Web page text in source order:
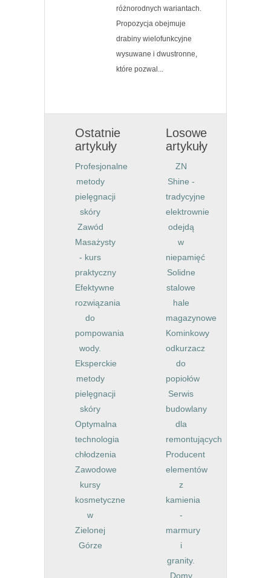
różnorodnych wariantach.
Propozycja obejmuje
drabiny wielofunkcyjne
wysuwane i dwustronne,
które pozwal...
Ostatnie
artykuły
Profesjonalne
metody
pielęgnacji
skóry
Zawód
Masażysty
- kurs
praktyczny
Efektywne
rozwiązania
do
pompowania
wody.
Eksperckie
metody
pielęgnacji
skóry
Optymalna
technologia
chłodzenia
Zawodowe
kursy
kosmetyczne
w
Zielonej
Górze
Losowe
artykuły
ZN
Shine -
tradycyjne
elektrownie
odejdą
w
niepamięć
Solidne
stalowe
hale
magazynowe
Kominkowy
odkurzacz
do
popiołów
Serwis
budowlany
dla
remontujących
Producent
elementów
z
kamienia
-
marmury
i
granity.
Domy